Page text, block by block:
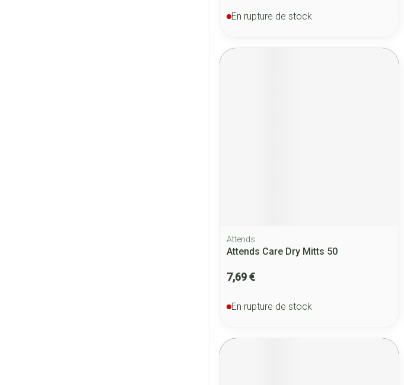
En rupture de stock
Attends
Attends Care Dry Mitts 50
7,69 €
En rupture de stock